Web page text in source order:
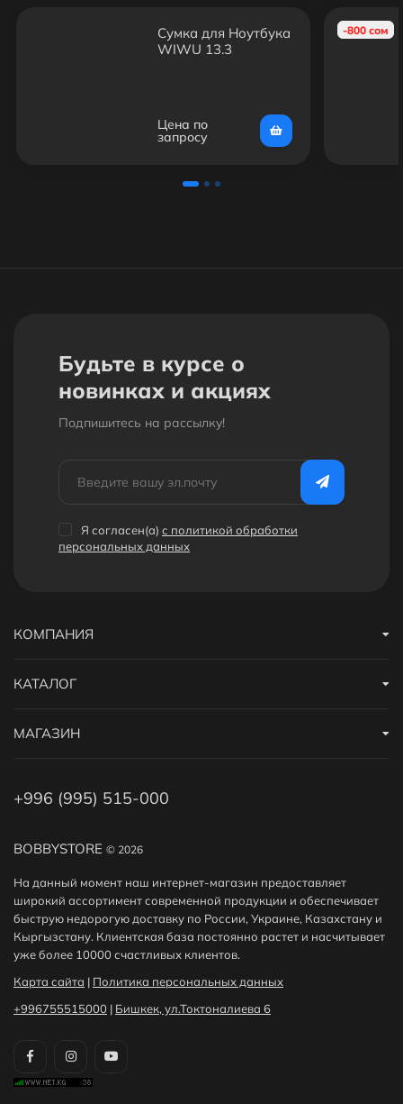
Сумка для Ноутбука
WIWU 13.3
Цена по
запросу
-800 сом
Будьте в курсе о
новинках и акциях
Подпишитесь на рассылкy!
Я согласен(a) с политикой обработки
персональных данных
BOBBYSTORE © 2026
На данный момент наш интернет-магазин предоставляет
широкий ассортимент современной продукции и обеспечивает
быструю недорогую доставку по России, Украине, Казахстану и
Кыргызстану. Клиентская база постоянно растет и насчитывает
уже более 10000 счастливых клиентов.
Карта сайта | Политика персональных данных
+996755515000 | Бишкек, ул.Токтоналиева 6
КОМПАНИЯ
КАТАЛОГ
МАГАЗИН
+996 (995) 515-000